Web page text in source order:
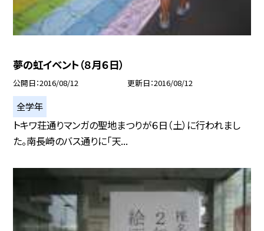
夢の虹イベント（８月６日）
公開日 2016/08/12 更新日 2016/08/12
全学年
トキワ荘通りマンガの聖地まつりが６日（土）に行われまし
た。南長崎のバス通りに「天...